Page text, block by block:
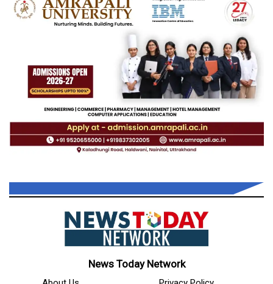
News Today Network